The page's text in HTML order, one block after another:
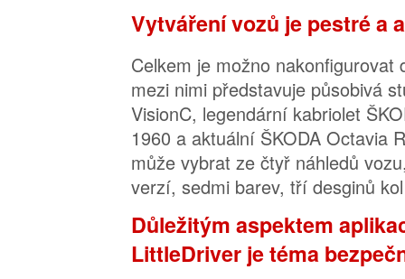
Vytváření vozů je pestré a
Celkem je možno nakonfigurovat
mezi nimi představuje působivá
VisionC, legendární kabriolet
1960 a aktuální ŠKODA Octavia
může vybrat ze čtyř náhledů
verzí, sedmi barev, tří desginů
Důležitým aspektem
LittleDriver je téma